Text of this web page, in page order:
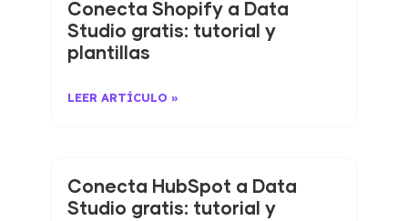
Conecta Shopify a Data
Studio gratis: tutorial y
plantillas
LEER ARTÍCULO »
Conecta HubSpot a Data
Studio gratis: tutorial y